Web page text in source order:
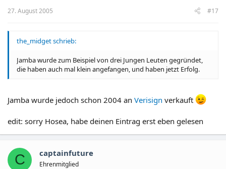
27. August 2005 #17
the_midget schrieb:
Jamba wurde zum Beispiel von drei Jungen Leuten gegründet,
die haben auch mal klein angefangen, und haben jetzt Erfolg.
Jamba wurde jedoch schon 2004 an Verisign verkauft
edit: sorry Hosea, habe deinen Eintrag erst eben gelesen
C captainfuture
Ehrenmitglied